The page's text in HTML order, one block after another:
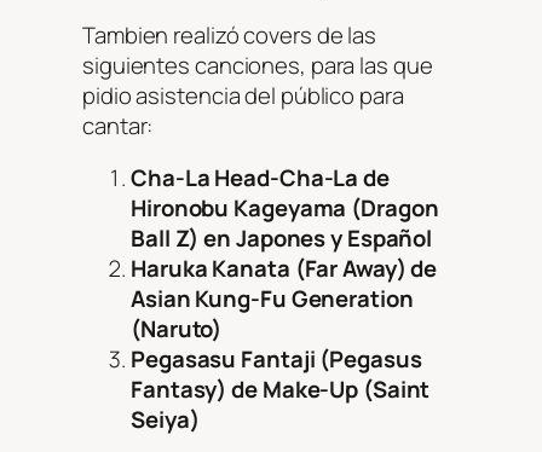
Tambien realizó covers de las
siguientes canciones, para las que
pidio asistencia del público para
cantar:
Cha-La Head-Cha-La de
Hironobu Kageyama (Dragon
Ball Z) en Japones y Español
Haruka Kanata (Far Away) de
Asian Kung-Fu Generation
(Naruto)
Pegasasu Fantaji (Pegasus
Fantasy) de Make-Up (Saint
Seiya)